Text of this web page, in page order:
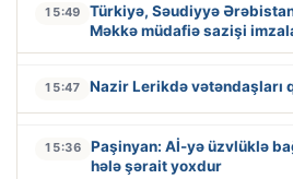
15:49
Türkiyə, Səudiyyə
Məkkə müdafiə sazişi
15:47 Nazir Lerikdə vətəndaşları
15:36
Paşinyan: Aİ-yə üzvlüklə
hələ şərait yoxdur